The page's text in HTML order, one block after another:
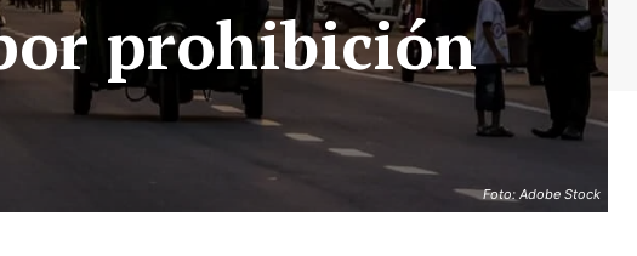
Foto: Adobe Stock
prohibición